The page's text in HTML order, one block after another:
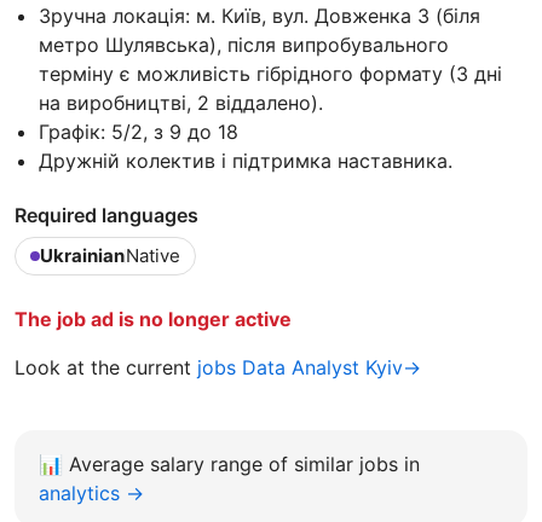
Зручна локація: м. Київ, вул. Довженка 3 (біля
метро Шулявська), після випробувального
терміну є можливість гібрідного формату (3 дні
на виробництві, 2 віддалено).
Графік: 5/2, з 9 до 18
Дружній колектив і підтримка наставника.
Required languages
UkrainianNative
The job ad is no longer active
Look at the current jobs Data Analyst Kyiv→
📊 Average salary range of similar jobs in
analytics →